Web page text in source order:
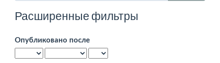
Расширенные фильтры
Опубликовано после